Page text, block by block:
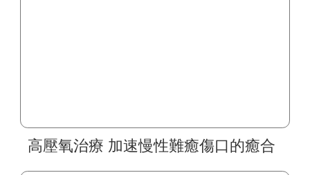
高壓氧治療 加速慢性難癒傷口的癒合